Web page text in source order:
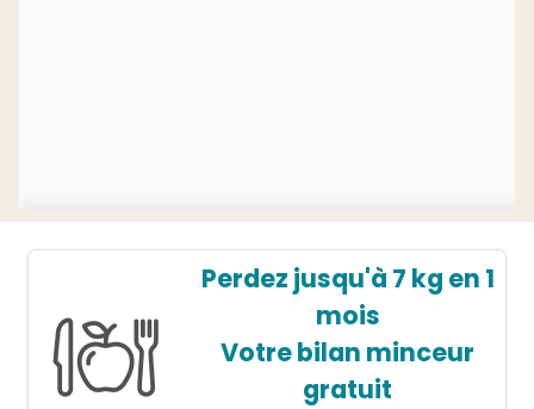
Perdez jusqu'à 7 kg en 1
mois
Votre bilan minceur
gratuit